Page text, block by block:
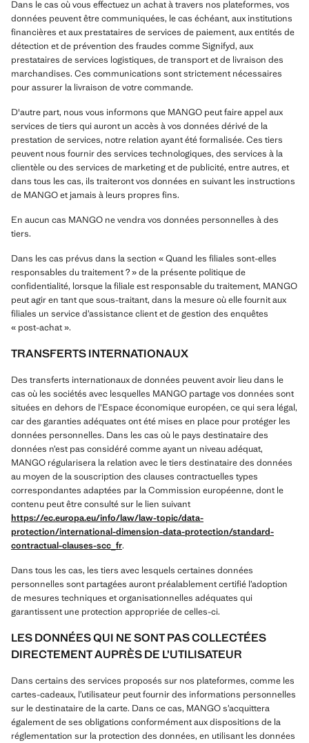
Dans le cas où vous effectuez un achat à travers nos plateformes, vos
données peuvent être communiquées, le cas échéant, aux institutions
financières et aux prestataires de services de paiement, aux entités de
détection et de prévention des fraudes comme Signifyd, aux
prestataires de services logistiques, de transport et de livraison des
marchandises. Ces communications sont strictement nécessaires
pour assurer la livraison de votre commande.
D'autre part, nous vous informons que MANGO peut faire appel aux
services de tiers qui auront un accès à vos données dérivé de la
prestation de services, notre relation ayant été formalisée. Ces tiers
peuvent nous fournir des services technologiques, des services à la
clientèle ou des services de marketing et de publicité, entre autres, et
dans tous les cas, ils traiteront vos données en suivant les instructions
de MANGO et jamais à leurs propres fins.
En aucun cas MANGO ne vendra vos données personnelles à des
tiers.
Dans les cas prévus dans la section « Quand les filiales sont-elles
responsables du traitement ? » de la présente politique de
confidentialité, lorsque la filiale est responsable du traitement, MANGO
peut agir en tant que sous-traitant, dans la mesure où elle fournit aux
filiales un service d’assistance client et de gestion des enquêtes
« post-achat ».
TRANSFERTS INTERNATIONAUX
Des transferts internationaux de données peuvent avoir lieu dans le
cas où les sociétés avec lesquelles MANGO partage vos données sont
situées en dehors de l’Espace économique européen, ce qui sera légal,
car des garanties adéquates ont été mises en place pour protéger les
données personnelles. Dans les cas où le pays destinataire des
données n’est pas considéré comme ayant un niveau adéquat,
MANGO régularisera la relation avec le tiers destinataire des données
au moyen de la souscription des clauses contractuelles types
correspondantes adaptées par la Commission européenne, dont le
contenu peut être consulté sur le lien suivant
https://ec.europa.eu/info/law/law-topic/data-
protection/international-dimension-data-protection/standard-
contractual-clauses-scc_fr.
Dans tous les cas, les tiers avec lesquels certaines données
personnelles sont partagées auront préalablement certifié l’adoption
de mesures techniques et organisationnelles adéquates qui
garantissent une protection appropriée de celles-ci.
LES DONNÉES QUI NE SONT PAS COLLECTÉES
DIRECTEMENT AUPRÈS DE L’UTILISATEUR
Dans certains des services proposés sur nos plateformes, comme les
cartes-cadeaux, l’utilisateur peut fournir des informations personnelles
sur le destinataire de la carte. Dans ce cas, MANGO s’acquittera
également de ses obligations conformément aux dispositions de la
réglementation sur la protection des données, en utilisant les données